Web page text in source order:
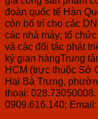
đoàn quốc tế Hàn
còn bố trí cho các
các nhà máy; tổ
và các đối tác phát
ký gian hàngTrung
HCM (trực thuộc Sở
Hai Bà Trưng,
thoại:
0909.616.140;